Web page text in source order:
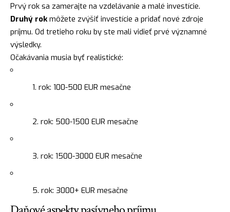
Prvý rok sa zamerajte na vzdelávanie a malé investície.
Druhý rokmôžete zvýšiť investície a pridať nové zdroje
príjmu. Od tretieho roku by ste mali vidieť prvé významné
výsledky.
Očakávania musia byť realistické:
rok: 100-500 EUR mesačne
rok: 500-1500 EUR mesačne
rok: 1500-3000 EUR mesačne
rok: 3000+ EUR mesačne